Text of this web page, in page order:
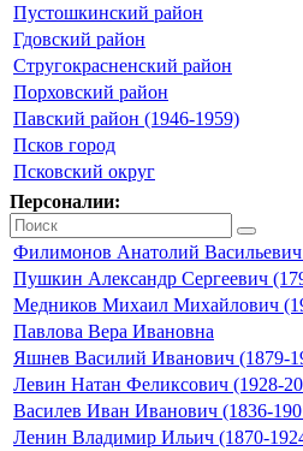
Пустошкинский район
Гдовский район
Стругокрасненский район
Порховский район
Павский район (1946-1959)
Псков город
Псковский округ
Персоналии:
Филимонов Анатолий
Пушкин Александр Сергеевич
Медников Михаил Михайлович
Павлова Вера Ивановна
Яшнев Василий Иванович (1879-
Левин Натан Феликсович (1928-
Василев Иван Иванович (1836-
Ленин Владимир Ильич (1870-